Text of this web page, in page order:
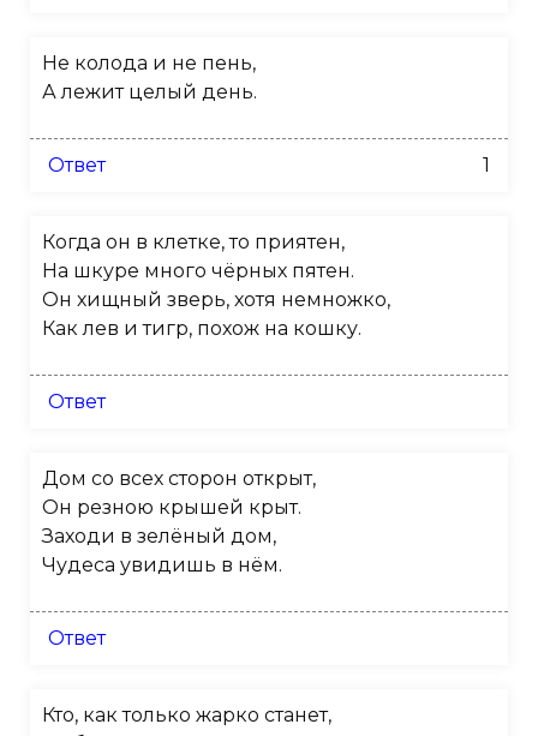
Не колода и не пень,
А лежит целый день.
Ответ 1
Когда он в клетке, то приятен,
На шкуре много чёрных пятен.
Он хищный зверь, хотя немножко,
Как лев и тигр, похож на кошку.
Ответ
Дом со всех сторон открыт,
Он резною крышей крыт.
Заходи в зелёный дом,
Чудеса увидишь в нём.
Ответ
Кто, как только жарко станет,